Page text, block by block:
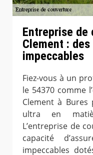
Entreprise de
Clement :
impeccables
Fiez-vous à un
le 54370 comme
Clement à
ultra en
L’entreprise de
capacité
impeccables